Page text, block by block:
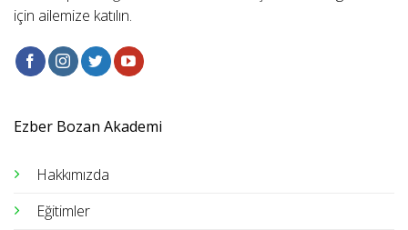
için ailemize katılın.
Ezber Bozan Akademi
Hakkımızda
Eğitimler